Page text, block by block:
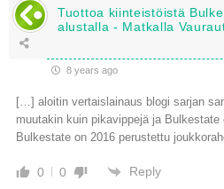
Tuottoa kiinteistöistä
alustalla - Matkalla
8 years ago
[…] aloitin vertaislainaus blogi sarjan
muutakin kuin pikavippejä ja Bulkestate
Bulkestate on 2016 perustettu
0 0 Reply